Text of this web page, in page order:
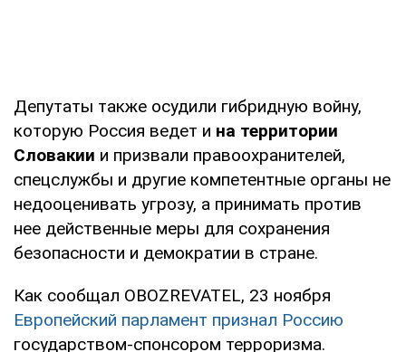
Депутаты также осудили гибридную войну,
которую Россия ведет и на территории
Словакии и призвали правоохранителей,
спецслужбы и другие компетентные органы не
недооценивать угрозу, а принимать против
нее действенные меры для сохранения
безопасности и демократии в стране.
Как сообщал OBOZREVATEL, 23 ноября
Европейский парламент признал Россию
государством-спонсором терроризма.